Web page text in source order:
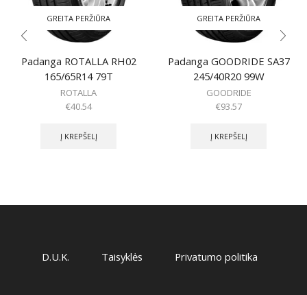
GREITA PERŽIŪRA
Padanga ROTALLA RH02
165/65R14 79T
ROTALLA
€40.54
Į KREPŠELĮ
GREITA PERŽIŪRA
Padanga GOODRIDE SA37
245/40R20 99W
GOODRIDE
€93.57
Į KREPŠELĮ
D.U.K. Taisyklės Privatumo politika